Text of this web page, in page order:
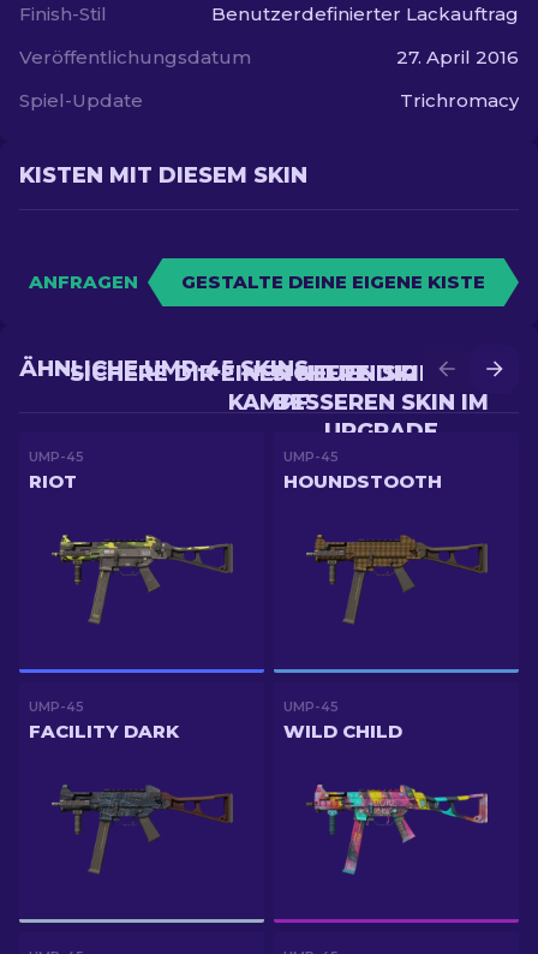
Finish-Stil
Benutzerdefinierter Lackauftrag
Veröffentlichungsdatum
27. April 2016
Spiel-Update
Trichromacy
KISTEN MIT DIESEM SKIN
ANFRAGEN GESTALTE DEINE EIGENE KISTE
SICHERE DIR EINEN
BESSEREN SKIN IM
UPGRADE
SICHERE DIR EINEN NEUEN SKIN IM
KAMPF
ÄHNLICHE UMP-45 SKINS
UMP-45
RIOT
UMP-45
HOUNDSTOOTH
UMP-45
FACILITY DARK
UMP-45
WILD CHILD